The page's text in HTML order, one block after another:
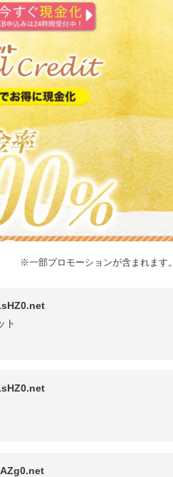
※一部プロモーションが含まれます。
ト